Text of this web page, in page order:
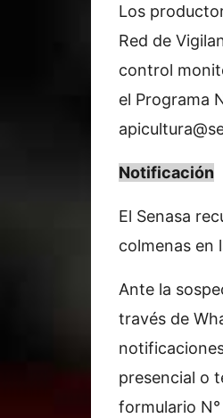
Los
Red de
control
el Programa
Notificación
El Senasa
colmenas en
Ante la
través de
presencial o
formulario